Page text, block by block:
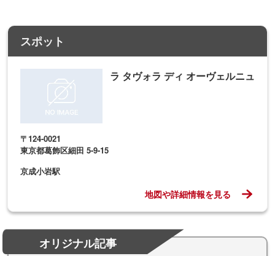
スポット
ラ タヴォラ ディ オーヴェルニュ
〒124-0021
東京都葛飾区細田 5-9-15
京成小岩駅
地図や詳細情報を見る
オリジナル記事